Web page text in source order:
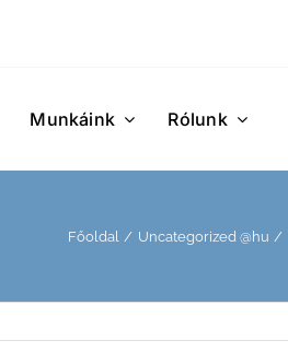
Munkáink Rólunk
Főoldal Uncategorized @hu